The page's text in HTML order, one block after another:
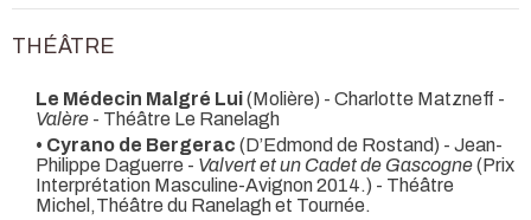
THÉÂTRE
Le Médecin Malgré Lui(Molière) - Charlotte Matzneff -
Valère - Théâtre Le Ranelagh
• Cyrano de Bergerac (D’Edmond de Rostand) - Jean-
Philippe Daguerre - Valvert et un Cadet de Gascogne(Prix
Interprétation Masculine-Avignon 2014.) - Théâtre
Michel,Théâtre du Ranelagh et Tournée.